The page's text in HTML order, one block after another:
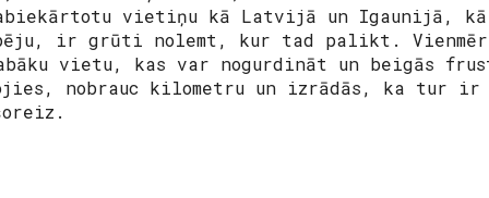
labiekārtotu vietiņu kā Latvijā un
ir grūti nolemt, kur tad palikt.
vietu, kas var nogurdināt un beigās
nobrauc kilometru un izrādās, ka tur